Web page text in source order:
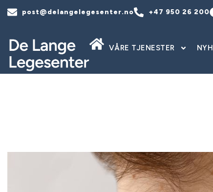
post@delangelegesenter.no +47 950 26 200
VÅRE TJENESTER